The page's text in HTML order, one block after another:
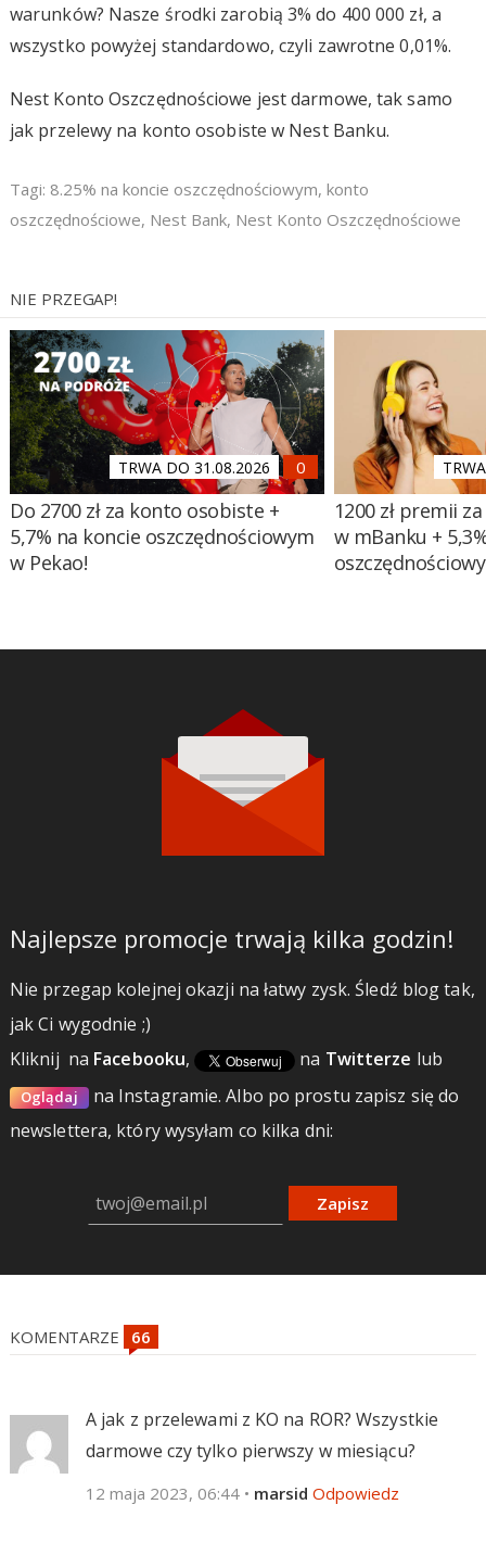
warunków? Nasze środki zarobią 3% do 400 000 zł, a
wszystko powyżej standardowo, czyli zawrotne 0,01%.
Nest Konto Oszczędnościowe jest darmowe, tak samo
jak przelewy na konto osobiste w Nest Banku.
Tagi: 8.25% na koncie oszczędnościowym, konto
oszczędnościowe, Nest Bank, Nest Konto Oszczędnościowe
NIE PRZEGAP!
TRWA DO 31.08.2026
Do 2700 zł za konto osobiste +
5,7% na koncie oszczędnościowym
w Pekao!
1200 zł premii
w mBanku +
Najlepsze promocje trwają kilka godzin!
Nie przegap kolejnej okazji na łatwy zysk. Śledź blog tak,
jak Ci wygodnie ;)
Kliknij na Facebooku, na Twitterze lub
Oglądaj na Instagramie.Albo po prostu zapisz się do
newslettera, który wysyłam co kilka dni:
Zapisz
KOMENTARZE
A jak z przelewami z KO na ROR? Wszystkie
darmowe czy tylko pierwszy w miesiącu?
12 maja 2023, 06:44 • marsid Odpowiedz